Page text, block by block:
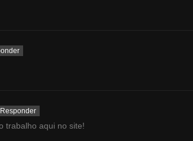
Responder
trabalho aqui no site!